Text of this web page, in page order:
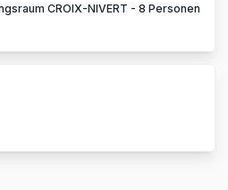
CROIX-NIVERT - 8 Personen